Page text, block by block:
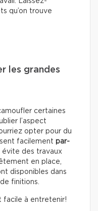
qu’on trouve
les grandes
certaines
l’aspect
opter pour du
facilement par-
évite des travaux
en place,
disponibles dans
finitions.
facile à entretenir!